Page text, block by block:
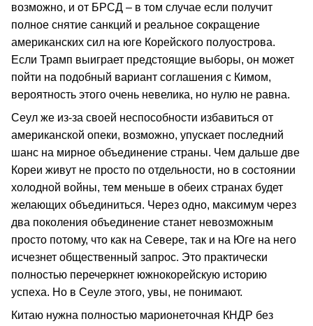
возможно, и от БРСД – в том случае если получит
полное снятие санкций и реальное сокращение
американских сил на юге Корейского полуострова.
Если Трамп выиграет предстоящие выборы, он может
пойти на подобный вариант соглашения с Кимом,
вероятность этого очень невелика, но нулю не равна.
Сеул же из-за своей неспособности избавиться от
американской опеки, возможно, упускает последний
шанс на мирное объединение страны. Чем дальше две
Кореи живут не просто по отдельности, но в состоянии
холодной войны, тем меньше в обеих странах будет
желающих объединиться. Через одно, максимум через
два поколения объединение станет невозможным
просто потому, что как на Севере, так и на Юге на него
исчезнет общественный запрос. Это практически
полностью перечеркнет южнокорейскую историю
успеха. Но в Сеуле этого, увы, не понимают.
Китаю нужна полностью марионеточная КНДР без